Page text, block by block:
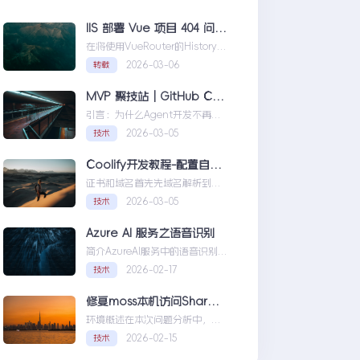
IIS 部署 Vue 项目 404 问题解决方案
在将使用VueRouter的History模
式项目部署到IIS时，可能会遇到
刷新页面或...IIS部署Vue项目404
问题解决方案
转载 2026-03-06
MVP 聚技站｜GitHub Copilot SDK 入门：五分钟构建你的第一个 AI Agent
引言：为什么Agent开发不再是
少数人的游戏近年来，随着人工
智能技术的快速发展，
AIAgen...MVP聚技站｜
GitHubCopilotSDK入门：五分
钟构建你的第一个AIAgent
技术 2026-03-05
Coolify开发教程-配置自定义域名和证书
证书和域名首先先域名解析到
Coolify所在的服务器，然后获取
你的证书NGINX版本的，这里就
不赘...Coolify开发教程-配置自定
技术 2026-03-05
Azure AI 服务之语音识别
简介AzureAI服务中的语音识别
API是微软提供的一项先进技术，
旨在帮助开发者轻松实现
语...AzureAI服务之语音识别
技术 2026-02-17
修复moss本机访问SharePoint 401.1 HTTP错误
环境概述在本次问题分析中，我
们首先需要明确系统的运行环
境。了解环境配置不仅能帮助我
技术 2026-02-15